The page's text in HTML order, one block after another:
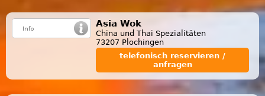
Asia Wok
China und Thai Spezialitäten
73207 Plochingen
telefonisch reservieren /
anfragen